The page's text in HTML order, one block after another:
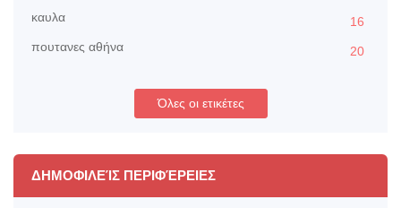
καυλα
16
πουτανες αθήνα
20
Όλες οι ετικέτες
ΔΗΜΟΦΙΛΕΊΣ ΠΕΡΙΦΈΡΕΙΕΣ